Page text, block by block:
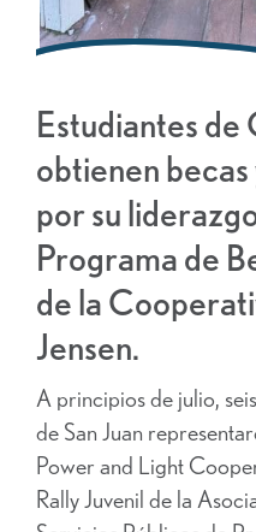
Estudiantes
obtienen
por su
Programa de
de la
Jensen.
A principios de julio,
de San Juan
Power and Light
Rally Juvenil de la